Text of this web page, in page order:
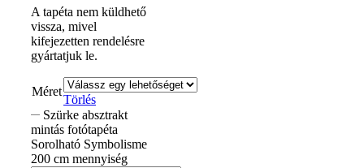
A tapéta nem küldhető
vissza, mivel
kifejezetten rendelésre
gyártatjuk le.
Méret
Törlés
Szürke absztrakt
mintás fotótapéta
Sorolható Symbolisme
200 cm mennyiség